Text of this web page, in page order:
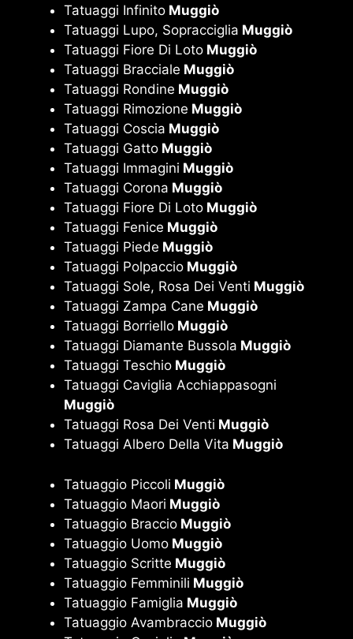
Tatuaggi Infinito Muggiò
Tatuaggi Lupo, Sopracciglia Muggiò
Tatuaggi Fiore Di Loto Muggiò
Tatuaggi Bracciale Muggiò
Tatuaggi Rondine Muggiò
Tatuaggi Rimozione Muggiò
Tatuaggi Coscia Muggiò
Tatuaggi Gatto Muggiò
Tatuaggi Immagini Muggiò
Tatuaggi Corona Muggiò
Tatuaggi Fiore Di Loto Muggiò
Tatuaggi Fenice Muggiò
Tatuaggi Piede Muggiò
Tatuaggi Polpaccio Muggiò
Tatuaggi Sole, Rosa Dei Venti Muggiò
Tatuaggi Zampa Cane Muggiò
Tatuaggi Borriello Muggiò
Tatuaggi Diamante Bussola Muggiò
Tatuaggi Teschio Muggiò
Tatuaggi Caviglia Acchiappasogni
Muggiò
Tatuaggi Rosa Dei Venti Muggiò
Tatuaggi Albero Della Vita Muggiò
Tatuaggio Piccoli Muggiò
Tatuaggio Maori Muggiò
Tatuaggio Braccio Muggiò
Tatuaggio Uomo Muggiò
Tatuaggio Scritte Muggiò
Tatuaggio Femminili Muggiò
Tatuaggio Famiglia Muggiò
Tatuaggio Avambraccio Muggiò